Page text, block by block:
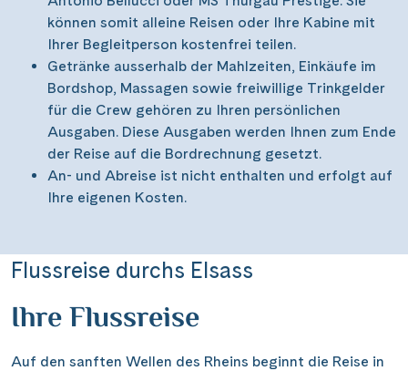
können somit alleine Reisen oder Ihre Kabine mit
Ihrer Begleitperson kostenfrei teilen.
Getränke ausserhalb der Mahlzeiten, Einkäufe im
Bordshop, Massagen sowie freiwillige Trinkgelder
für die Crew gehören zu Ihren persönlichen
Ausgaben. Diese Ausgaben werden Ihnen zum Ende
der Reise auf die Bordrechnung gesetzt.
An- und Abreise ist nicht enthalten und erfolgt auf
Ihre eigenen Kosten.
Flussreise durchs Elsass
Ihre Flussreise
Auf den sanften Wellen des Rheins beginnt die Reise in